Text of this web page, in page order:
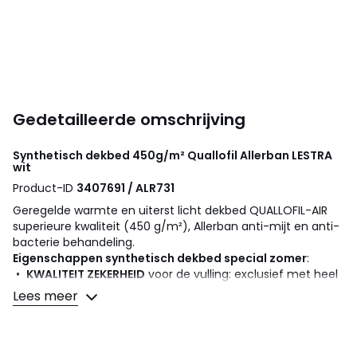
Gedetailleerde omschrijving
Synthetisch dekbed 450g/m² Quallofil Allerban LESTRA
wit
Product-ID 3407691 / ALR731
Geregelde warmte en uiterst licht dekbed QUALLOFIL-AIR
superieure kwaliteit (450 g/m²), Allerban anti-mijt en anti-
bacterie behandeling.
Eigenschappen synthetisch dekbed special zomer:
• KWALITEIT ZEKERHEID voor de vulling: exclusief met heel
fijne holle silicone vezels, ultra volume en ultra licht 100%
polyester, voor een goede lucht circulatie en minder
Lees meer